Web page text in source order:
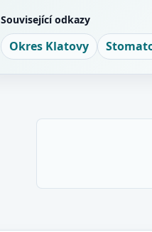
Související odkazy
Okres Klatovy